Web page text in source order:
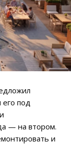
под
— на втором.
и